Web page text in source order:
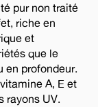
pur non traité
riche en
et
que le
en profondeur.
A, E et
rayons UV.